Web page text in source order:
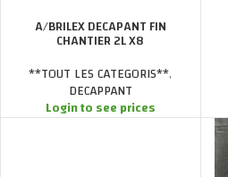
A/BRILEX DECAPANT FIN
CHANTIER 2L X8
**TOUT LES CATEGORIS**,
DECAPPANT
Login to see prices